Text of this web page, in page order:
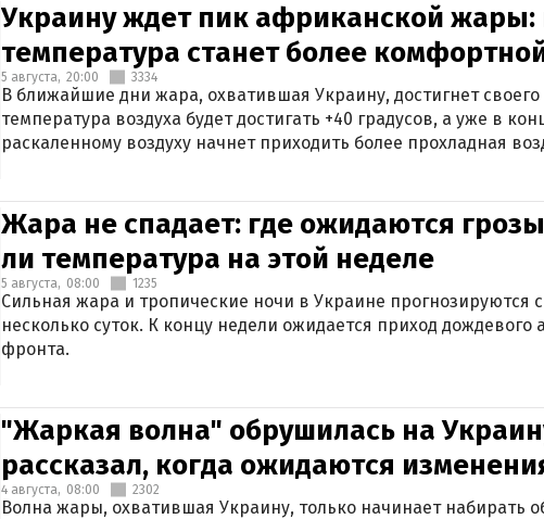
Украину ждет пик африканской жары:
температура станет более
5 августа, 20:00 3334
В ближайшие дни жара, охватившая Украину, достигнет
температура воздуха будет достигать +40 градусов, а уже в
раскаленному воздуху начнет приходить более прохладная
Жара не спадает: где ожидаются
ли температура на этой неделе
5 августа, 08:00 1235
Сильная жара и тропические ночи в Украине прогнозируются
несколько суток. К концу недели ожидается приход дождевого
фронта.
"Жаркая волна" обрушилась на
рассказал, когда ожидаются
4 августа, 08:00 2302
Волна жары, охватившая Украину, только начинает набирать